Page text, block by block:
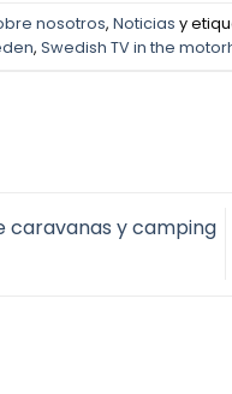
nosotros, Noticias y
, Swedish TV in the
caravanas y camping